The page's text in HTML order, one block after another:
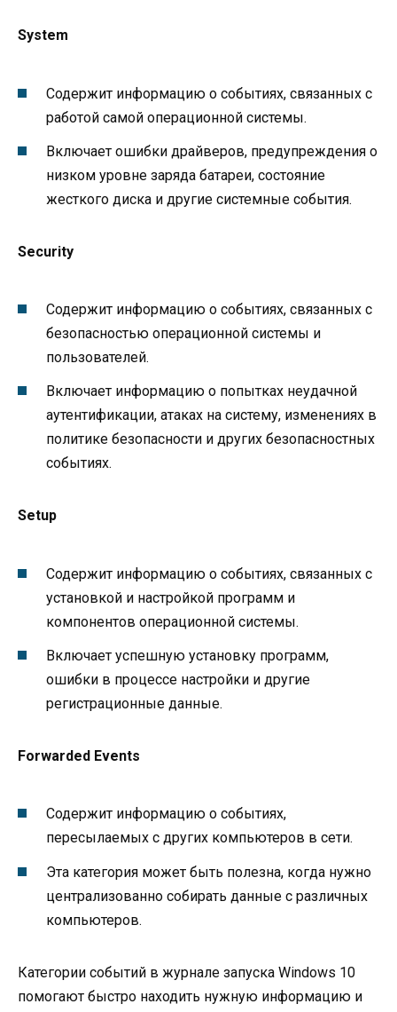
System
Содержит информацию о событиях, связанных с
работой самой операционной системы.
Включает ошибки драйверов, предупреждения о
низком уровне заряда батареи, состояние
жесткого диска и другие системные события.
Security
Содержит информацию о событиях, связанных с
безопасностью операционной системы и
пользователей.
Включает информацию о попытках неудачной
аутентификации, атаках на систему, изменениях в
политике безопасности и других безопасностных
событиях.
Setup
Содержит информацию о событиях, связанных с
установкой и настройкой программ и
компонентов операционной системы.
Включает успешную установку программ,
ошибки в процессе настройки и другие
регистрационные данные.
Forwarded Events
Содержит информацию о событиях,
пересылаемых с других компьютеров в сети.
Эта категория может быть полезна, когда нужно
централизованно собирать данные с различных
компьютеров.
Категории событий в журнале запуска Windows 10
помогают быстро находить нужную информацию и